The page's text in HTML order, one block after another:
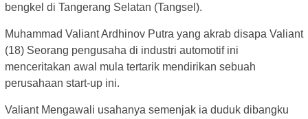
bengkel di Tangerang Selatan (Tangsel).
Muhammad Valiant Ardhinov Putra yang akrab disapa Valiant
(18) Seorang pengusaha di industri automotif ini
menceritakan awal mula tertarik mendirikan sebuah
perusahaan start-up ini.
Valiant Mengawali usahanya semenjak ia duduk dibangku